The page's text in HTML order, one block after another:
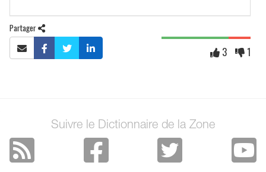
Partager
3 1
Suivre le Dictionnaire de la Zone